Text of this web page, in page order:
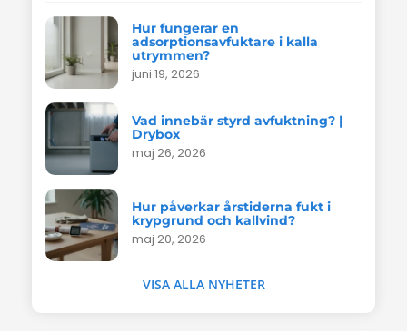
Hur fungerar en
adsorptionsavfuktare i kalla
utrymmen?
juni 19, 2026
Vad innebär styrd avfuktning? |
Drybox
maj 26, 2026
Hur påverkar årstiderna fukt i
krypgrund och kallvind?
maj 20, 2026
VISA ALLA NYHETER